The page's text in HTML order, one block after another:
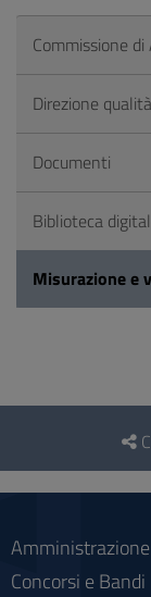
Commissione
Direzione
Documenti
Biblioteca
Misurazione e
Questionario
social
Concorsi e Bandi